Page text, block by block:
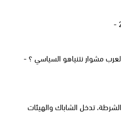
مشوار نتنياهو السياسي ؟ -
تدخل الشاباك والهيئات